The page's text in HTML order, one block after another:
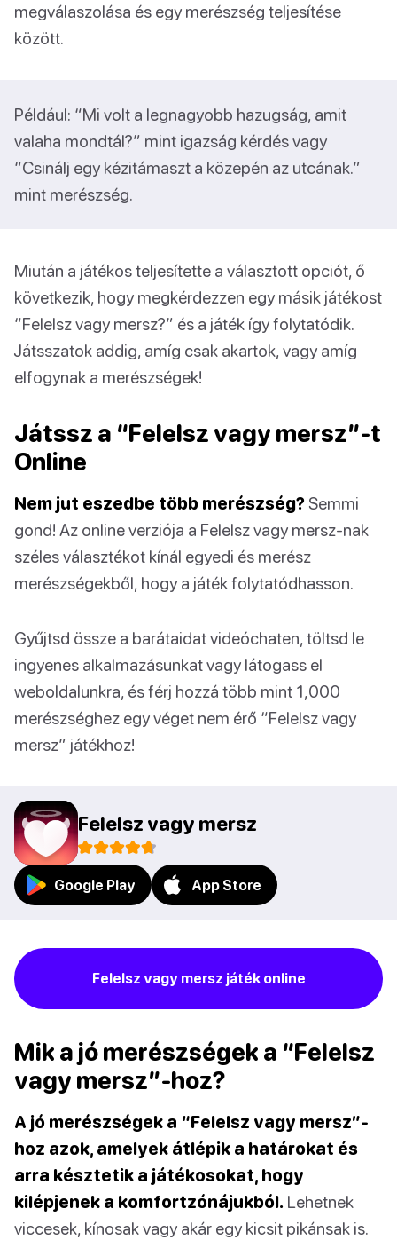
megválaszolása és egy merészség teljesítése
között.
Például: “Mi volt a legnagyobb hazugság, amit
valaha mondtál?” mint igazság kérdés vagy
“Csinálj egy kézitámaszt a közepén az utcának.”
mint merészség.
Miután a játékos teljesítette a választott opciót, ő
következik, hogy megkérdezzen egy másik játékost
“Felelsz vagy mersz?” és a játék így folytatódik.
Játsszatok addig, amíg csak akartok, vagy amíg
elfogynak a merészségek!
Játssz a “Felelsz vagy mersz”-t
Online
Nem jut eszedbe több merészség? Semmi
gond! Az online verziója a Felelsz vagy mersz-nak
széles választékot kínál egyedi és merész
merészségekből, hogy a játék folytatódhasson.
Gyűjtsd össze a barátaidat videóchaten, töltsd le
ingyenes alkalmazásunkat vagy látogass el
weboldalunkra, és férj hozzá több mint 1,000
merészséghez egy véget nem érő “Felelsz vagy
mersz” játékhoz!
Felelsz vagy mersz
Google Play App Store
Felelsz vagy mersz játék online
Mik a jó merészségek a “Felelsz
vagy mersz”-hoz?
A jó merészségek a “Felelsz vagy mersz”-
hoz azok, amelyek átlépik a határokat és
arra késztetik a játékosokat, hogy
kilépjenek a komfortzónájukból. Lehetnek
viccesek, kínosak vagy akár egy kicsit pikánsak is.